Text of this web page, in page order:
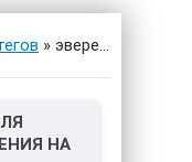
» эверест
НА